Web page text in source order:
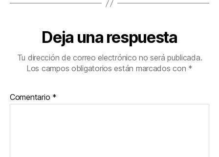
Deja una respuesta
Tu dirección de correo electrónico no será publicada.
Los campos obligatorios están marcados con *
Comentario *